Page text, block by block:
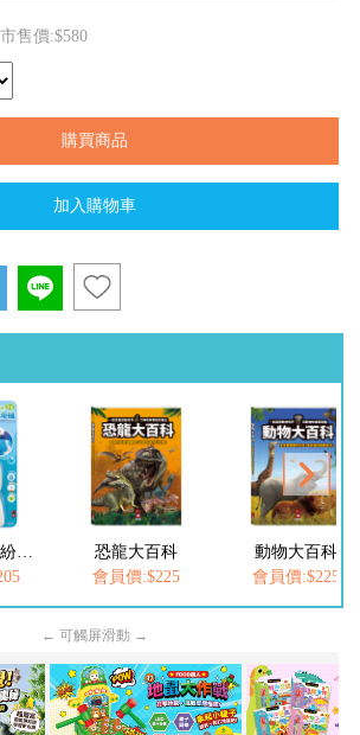
市售價:$580
恐龍大百科
會員價:$225
動物大百科
會員價:$225
← 可觸屏滑動 →